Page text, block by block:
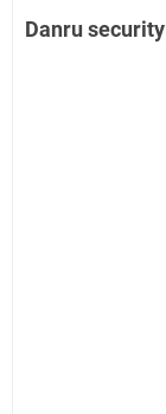
Danru security